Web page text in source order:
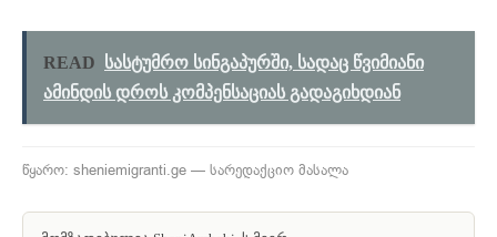
READ სასტუმრო სინგაპურში, სადაც წვიმიანი
ამინდის დროს კომპენსაციას გადაგიხდიან
წყარო: sheniemigranti.ge — სარედაქციო მასალა